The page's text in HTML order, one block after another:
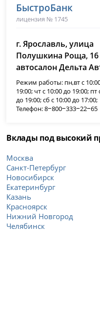
БыстроБанк
лицензия № 1745
г. Ярославль, улица
Полушкина Роща, 16
автосалон Дельта
Режим работы: пн,вт с
19:00; чт с 10:00 до 19:00; пт
до 19:00; сб с 10:00 до 17:00;
Телефон: 8‒800‒333‒22‒65
Вклады под высокий
Москва
Санкт-Петербург
Новосибирск
Екатеринбург
Казань
Красноярск
Нижний Новгород
Челябинск